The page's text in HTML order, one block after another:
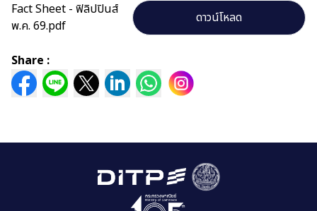
Fact Sheet - ฟิลิปปินส์
พ.ค. 69.pdf
ดาวน์โหลด
Share :